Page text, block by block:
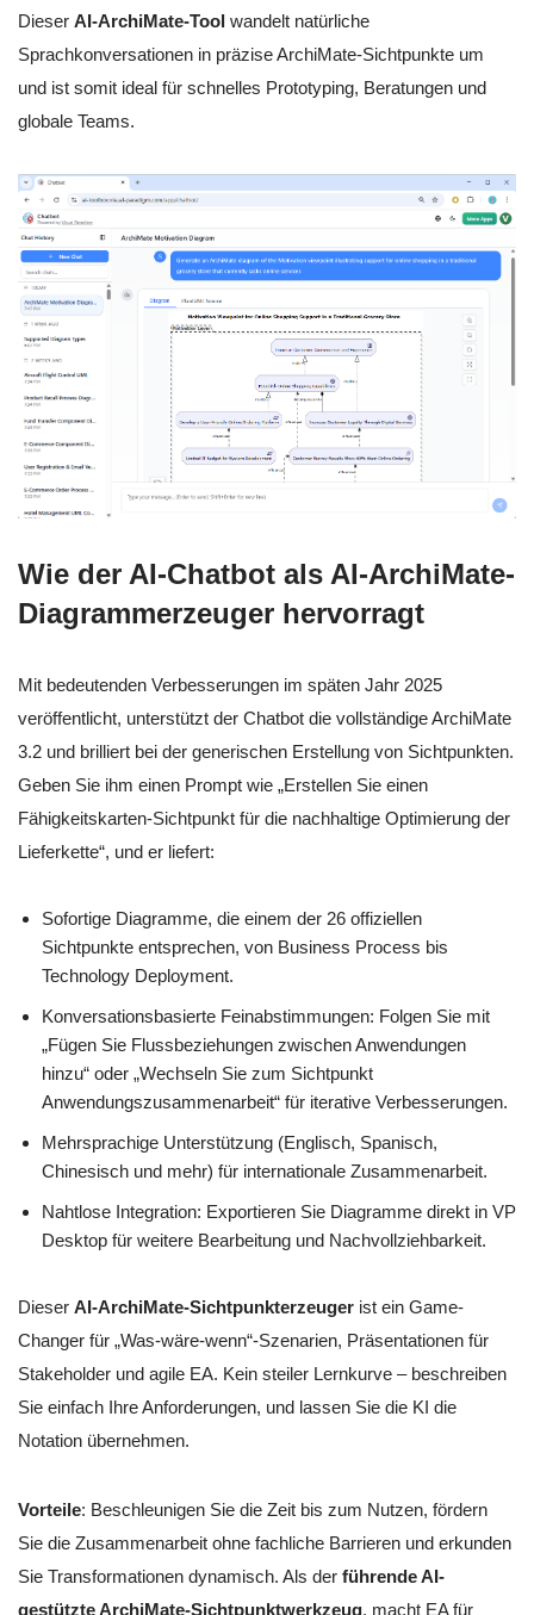
Dieser AI-ArchiMate-Tool wandelt natürliche
Sprachkonversationen in präzise ArchiMate-Sichtpunkte um
und ist somit ideal für schnelles Prototyping, Beratungen und
globale Teams.
Wie der AI-Chatbot als AI-ArchiMate-
Diagrammerzeuger hervorragt
Mit bedeutenden Verbesserungen im späten Jahr 2025
veröffentlicht, unterstützt der Chatbot die vollständige ArchiMate
3.2 und brilliert bei der generischen Erstellung von Sichtpunkten.
Geben Sie ihm einen Prompt wie „Erstellen Sie einen
Fähigkeitskarten-Sichtpunkt für die nachhaltige Optimierung der
Lieferkette“, und er liefert:
Sofortige Diagramme, die einem der 26 offiziellen
Sichtpunkte entsprechen, von Business Process bis
Technology Deployment.
Konversationsbasierte Feinabstimmungen: Folgen Sie mit
„Fügen Sie Flussbeziehungen zwischen Anwendungen
hinzu“ oder „Wechseln Sie zum Sichtpunkt
Anwendungszusammenarbeit“ für iterative Verbesserungen.
Mehrsprachige Unterstützung (Englisch, Spanisch,
Chinesisch und mehr) für internationale Zusammenarbeit.
Nahtlose Integration: Exportieren Sie Diagramme direkt in VP
Desktop für weitere Bearbeitung und Nachvollziehbarkeit.
Dieser AI-ArchiMate-Sichtpunkterzeuger ist ein Game-
Changer für „Was-wäre-wenn“-Szenarien, Präsentationen für
Stakeholder und agile EA. Kein steiler Lernkurve – beschreiben
Sie einfach Ihre Anforderungen, und lassen Sie die KI die
Notation übernehmen.
Vorteile: Beschleunigen Sie die Zeit bis zum Nutzen, fördern
Sie die Zusammenarbeit ohne fachliche Barrieren und erkunden
Sie Transformationen dynamisch. Als der führende AI-
gestützte ArchiMate-Sichtpunktwerkzeug, macht EA für